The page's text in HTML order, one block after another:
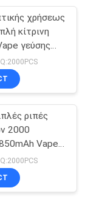
16
χρήσεως
κίτρινη
γεύσης
μπαταρία
ριπές
2000
Vape
χρήσης που